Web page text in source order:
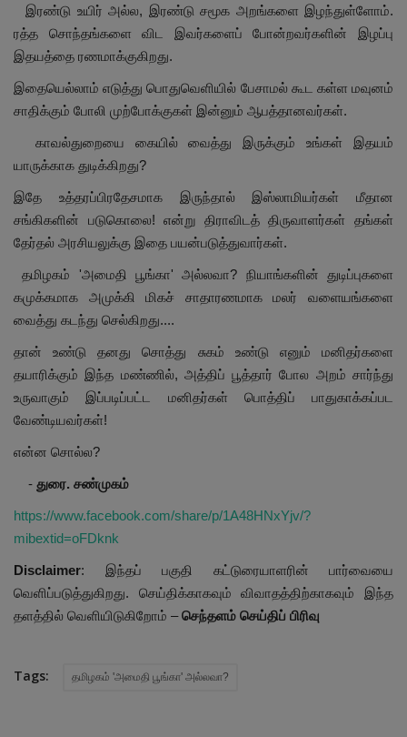
இரண்டு உயிர் அல்ல, இரண்டு சமூக அறங்களை இழந்துள்ளோம்.
ரத்த சொந்தங்களை விட இவர்களைப் போன்றவர்களின் இழப்பு
இதயத்தை ரணமாக்குகிறது.
இதையெல்லாம் எடுத்து பொதுவெளியில் பேசாமல் கூட கள்ள மவுனம்
சாதிக்கும் போலி முற்போக்குகள் இன்னும் ஆபத்தானவர்கள்.
காவல்துறையை கையில் வைத்து இருக்கும் உங்கள் இதயம்
யாருக்காக துடிக்கிறது?
இதே உத்தரப்பிரதேசமாக இருந்தால் இஸ்லாமியர்கள் மீதான
சங்கிகளின் படுகொலை! என்று திராவிடத் திருவாளர்கள் தங்கள்
தேர்தல் அரசியலுக்கு இதை பயன்படுத்துவார்கள்.
தமிழகம் 'அமைதி பூங்கா' அல்லவா? நியாங்களின் துடிப்புகளை
கமுக்கமாக அமுக்கி மிகச் சாதாரணமாக மலர் வளையங்களை
வைத்து கடந்து செல்கிறது....
தான் உண்டு தனது சொத்து சுகம் உண்டு எனும் மனிதர்களை
தயாரிக்கும் இந்த மண்ணில், அத்திப் பூத்தார் போல அறம் சார்ந்து
உருவாகும் இப்படிப்பட்ட மனிதர்கள் பொத்திப் பாதுகாக்கப்பட
வேண்டியவர்கள்!
என்ன சொல்ல?
- துரை. சண்முகம்
https://www.facebook.com/share/p/1A48HNxYjv/?
mibextid=oFDknk
Disclaimer: இந்தப் பகுதி கட்டுரையாளரின் பார்வையை
வெளிப்படுத்துகிறது. செய்திக்காகவும் விவாதத்திற்காகவும் இந்த
தளத்தில் வெளியிடுகிறோம் –செந்தளம் செய்திப் பிரிவு
Tags: தமிழகம் 'அமைதி பூங்கா' அல்லவா?